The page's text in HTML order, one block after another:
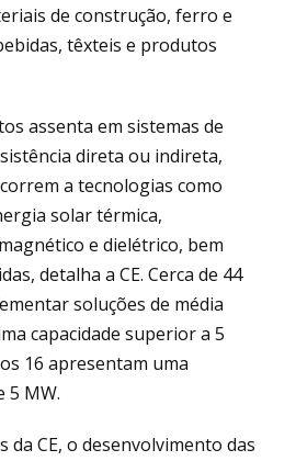
de construção, ferro e
têxteis e produtos
assenta em sistemas de
direta ou indireta,
a tecnologias como
solar térmica,
e dielétrico, bem
detalha a CE. Cerca de 44
soluções de média
capacidade superior a 5
16 apresentam uma
5 MW.
da CE, o desenvolvimento das